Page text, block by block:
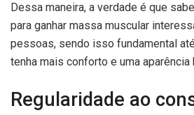
Dessa maneira, a verdade é que
para ganhar massa muscular
pessoas, sendo isso fundamental
tenha mais conforto e uma aparência
Regularidade ao